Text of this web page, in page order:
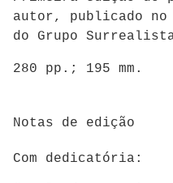
autor, publicado no
do Grupo
280 pp.; 195 mm.
Notas de edição
Com dedicatória: